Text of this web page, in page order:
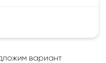
вариант